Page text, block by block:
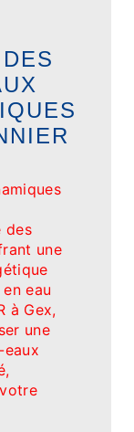
des
une
eau
à Gex,
une